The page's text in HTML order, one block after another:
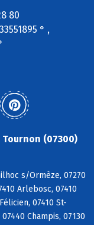
80
° ,
(07300)
s/Ormèze, 07270
Arlebosc, 07410
07410 St-
Champis, 07130